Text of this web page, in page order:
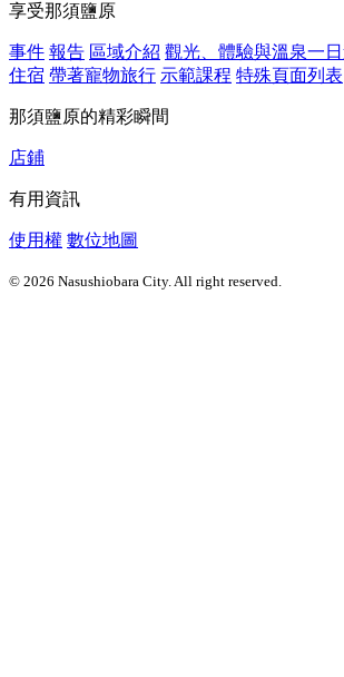
享受那須鹽原
事件 報告 區域介紹 觀光、體驗與溫泉一
住宿 帶著寵物旅行 示範課程 特殊頁面列表
那須鹽原的精彩瞬間
店鋪
有用資訊
使用權 數位地圖
© 2026 Nasushiobara City. All right reserved.